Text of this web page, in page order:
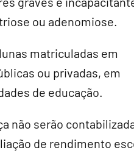
ou adenomiose.
matriculadas em
ou privadas, em
de educação.
não serão
de rendimento